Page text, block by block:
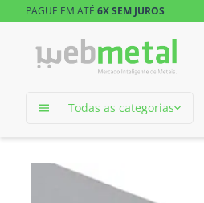
PAGUE EM ATÉ 6X SEM JUROS
Todas as categorias